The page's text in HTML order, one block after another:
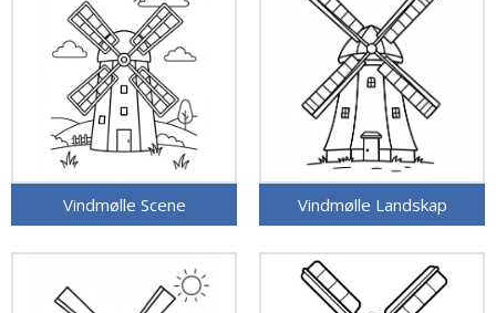
Vindmølle Scene Vindmølle Landskap